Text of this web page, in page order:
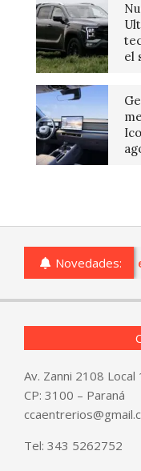
el
Novedades:
o comercios de
Av. Zanni 2108 Local
CP: 3100 – Paraná
Tel: 343 5262752